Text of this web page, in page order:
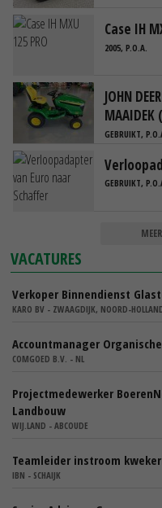
Case IH
2005, P.O.A.
JOHN
GEBRUIKT,
GEBRUIKT,
VACATURES
Verkoper Binnendienst
KARO BV - ZWAAGDIJK, NOORD-
Accountmanager
COMGOED B.V. - NL
Projectmedewerker
Landbouw
WIJ.LAND - ABCOUDE
Teamleider instroom
IBN - SCHAIJK